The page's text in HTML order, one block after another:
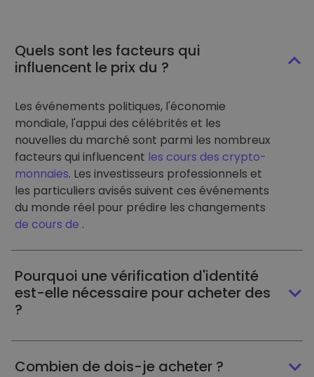
Quels sont les facteurs qui
influencent le prix du ?
Les événements politiques, l'économie
mondiale, l'appui des célébrités et les
nouvelles du marché sont parmi les nombreux
facteurs qui influencent les cours des crypto-
monnaies. Les investisseurs professionnels et
les particuliers avisés suivent ces événements
du monde réel pour prédire les changements
de cours de .
Pourquoi une vérification d'identité
est-elle nécessaire pour acheter des
?
Combien de dois-je acheter ?